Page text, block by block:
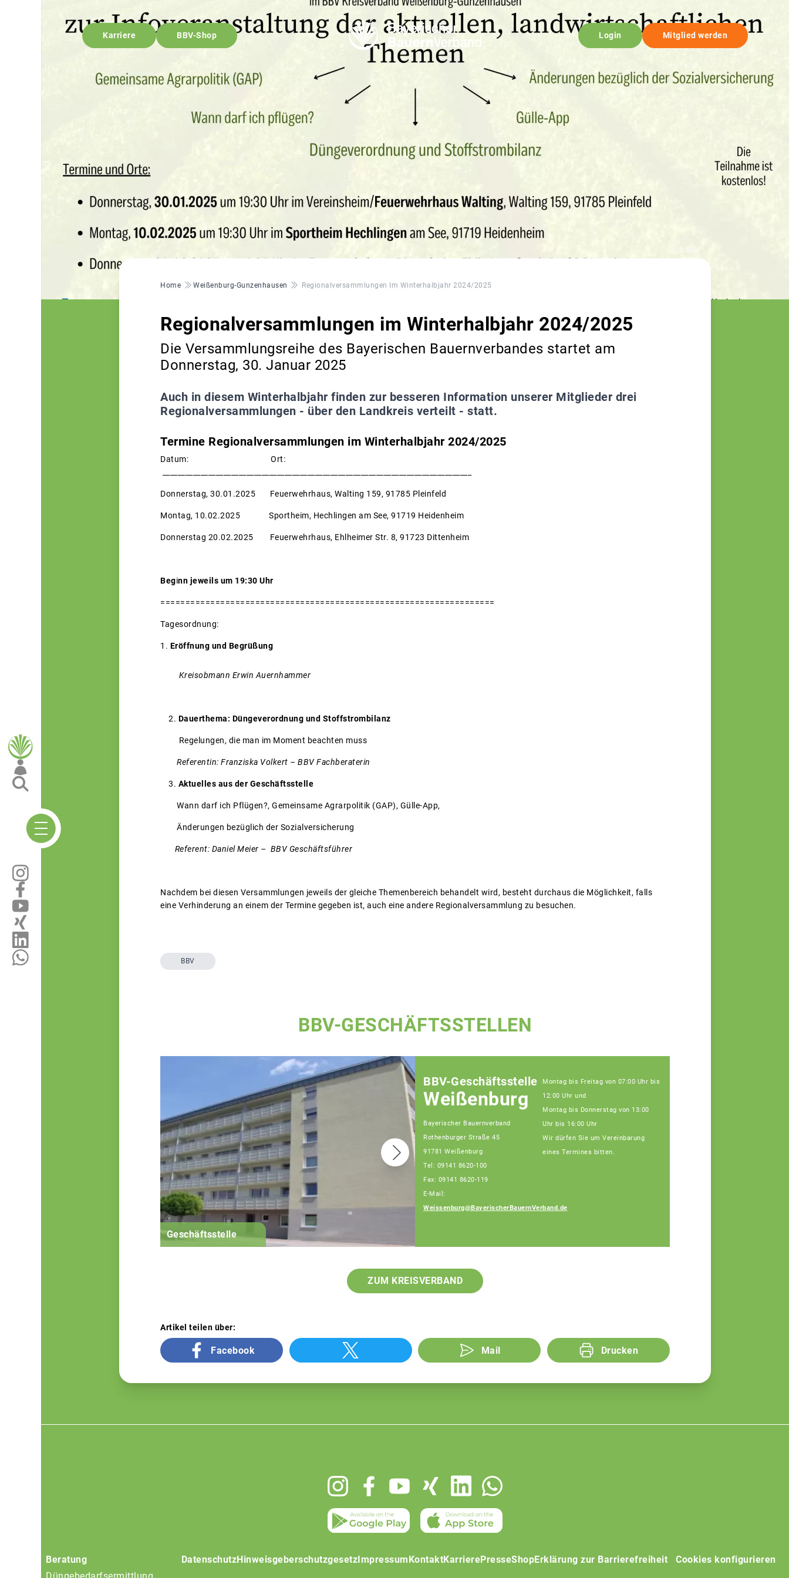
Karriere BBV-Shop Login Mitglied werden
© BBV
Pfadnavigation
Home Weißenburg-Gunzenhausen Regionalversammlungen Im Winterhalbjahr 2024/2025
Regionalversammlungen im Winterhalbjahr 2024/2025
Die Versammlungsreihe des Bayerischen Bauernverbandes startet am
Donnerstag, 30. Januar 2025
Auch in diesem Winterhalbjahr finden zur besseren Information unserer Mitglieder drei
Regionalversammlungen - über den Landkreis verteilt - statt.
Termine Regionalversammlungen im Winterhalbjahr 2024/2025
Datum: Ort:
Donnerstag, 30.01.2025 Feuerwehrhaus, Walting 159, 91785 Pleinfeld
Montag, 10.02.2025 Sportheim, Hechlingen am See, 91719 Heidenheim
Donnerstag 20.02.2025 Feuerwehrhaus, Ehlheimer Str. 8, 91723 Dittenheim
Beginn jeweils um 19:30 Uhr
===================================================================
Tagesordnung:
Eröffnung und Begrüßung
Kreisobmann Erwin Auernhammer
2. Dauerthema: Düngeverordnung und Stoffstrombilanz
Regelungen, die man im Moment beachten muss
Referentin: Franziska Volkert – BBV Fachberaterin
3. Aktuelles aus der Geschäftsstelle
Wann darf ich Pflügen?, Gemeinsame Agrarpolitik (GAP), Gülle-App,
Änderungen bezüglich der Sozialversicherung
Referent: Daniel Meier – BBV Geschäftsführer
Nachdem bei diesen Versammlungen jeweils der gleiche Themenbereich behandelt wird, besteht durchaus die Möglichkeit, falls
eine Verhinderung an einem der Termine gegeben ist, auch eine andere Regionalversammlung zu besuchen.
BBV
BBV-GESCHÄFTSSTELLEN
Geschäftsstelle
Daniel Meier
BBV-Geschäftsstelle
Weißenburg
Bayerischer Bauernverband
Rothenburger Straße 45
91781 Weißenburg
Tel: 09141 8620-100
Fax: 09141 8620-119
E-Mail:
Weissenburg@BayerischerBauernVerband.de
Montag bis Freitag von 07:00 Uhr bis
12:00 Uhr und
Montag bis Donnerstag von 13:00
Uhr bis 16:00 Uhr
Wir dürfen Sie um Vereinbarung
eines Termines bitten.
ZUM KREISVERBAND
Artikel teilen über:
Facebook Mail Drucken
Beratung
DatenschutzHinweisgeberschutzgesetz Impressum KontaktKarrierePresseShopErklärung zur Barrierefreiheit Cookies konfigurieren